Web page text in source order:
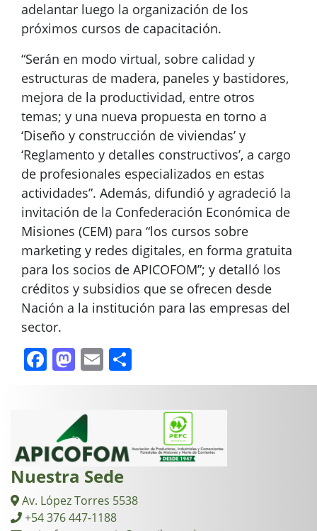
adelantar luego la organización de los
próximos cursos de capacitación.
“Serán en modo virtual, sobre calidad y
estructuras de madera, paneles y bastidores,
mejora de la productividad, entre otros
temas; y una nueva propuesta en torno a
‘Diseño y construcción de viviendas’ y
‘Reglamento y detalles constructivos’, a cargo
de profesionales especializados en estas
actividades”. Además, difundió y agradeció la
invitación de la Confederación Económica de
Misiones (CEM) para “los cursos sobre
marketing y redes digitales, en forma gratuita
para los socios de APICOFOM”; y detalló los
créditos y subsidios que se ofrecen desde
Nación a la institución para las empresas del
sector.
Facebook
Mastodon
Email
Nuestra Sede
Av. López Torres 5538
+54 376 447-1188